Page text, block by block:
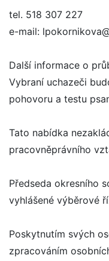
tel. 518 307 227
e-mail:
Další informace o
Vybraní uchazeči
pohovoru a testu
Tato nabídka
pracovněprávního
Předseda okresního
vyhlášené výběrové
Poskytnutím svých
zpracováním